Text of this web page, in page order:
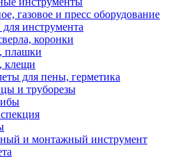
газовое и пресс оборудование
инструмента
коронки
плашки
клещи
для пены, герметика
и труборезы
и монтажный инструмент